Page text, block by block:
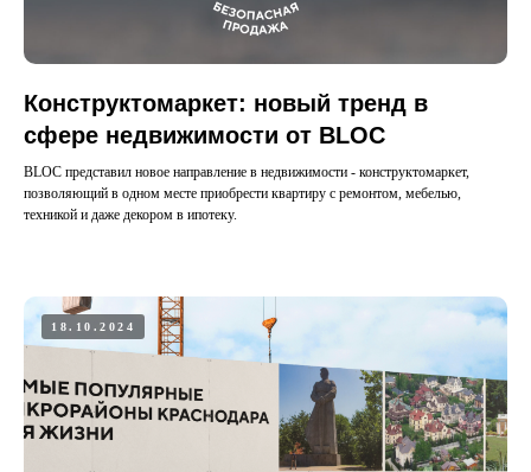
Конструктомаркет: новый тренд в
сфере недвижимости от BLOC
BLOC представил новое направление в недвижимости - конструктомаркет,
позволяющий в одном месте приобрести квартиру с ремонтом, мебелью,
техникой и даже декором в ипотеку.
18.10.2024